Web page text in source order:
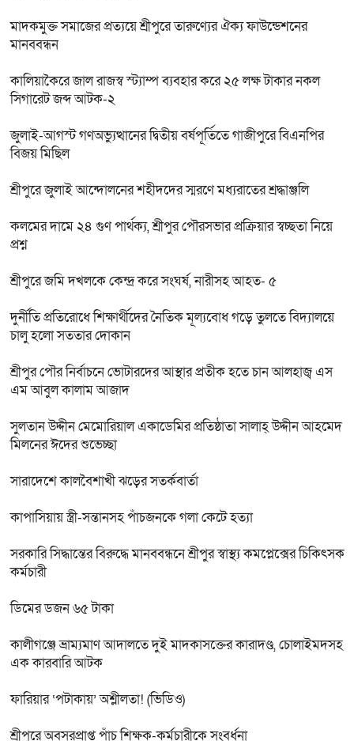
মাদকমুক্ত সমাজের প্রত্যয়ে শ্রীপুরে তারুণ্যের ঐক্য ফাউন্ডেশনের
মানববন্ধন
কালিয়াকৈরে জাল রাজস্ব স্ট্যাম্প ব্যবহার করে ২৫ লক্ষ টাকার নকল
সিগারেট জব্দ আটক-২
জুলাই-আগস্ট গণঅভ্যুত্থানের দ্বিতীয় বর্ষপূর্তিতে গাজীপুরে বিএনপির
বিজয় মিছিল
শ্রীপুরে জুলাই আন্দোলনের শহীদদের স্মরণে মধ্যরাতের শ্রদ্ধাঞ্জলি
কলমের দামে ২৪ গুণ পার্থক্য, শ্রীপুর পৌরসভার প্রক্রিয়ার স্বচ্ছতা নিয়ে
প্রশ্ন
শ্রীপুরে জমি দখলকে কেন্দ্র করে সংঘর্ষ, নারীসহ আহত- ৫
দুর্নীতি প্রতিরোধে শিক্ষার্থীদের নৈতিক মূল্যবোধ গড়ে তুলতে বিদ্যালয়ে
চালু হলো সততার দোকান
শ্রীপুর পৌর নির্বাচনে ভোটারদের আস্থার প্রতীক হতে চান আলহাজ্ব এস
এম আবুল কালাম আজাদ
সুলতান উদ্দীন মেমোরিয়াল একাডেমির প্রতিষ্ঠাতা সালাহ্ উদ্দীন আহমেদ
মিলনের ঈদের শুভেচ্ছা
সারাদেশে কালবৈশাখী ঝড়ের সতর্কবার্তা
কাপাসিয়ায় স্ত্রী-সন্তানসহ পাঁচজনকে গলা কেটে হত্যা
সরকারি সিদ্ধান্তের বিরুদ্ধে মানববন্ধনে শ্রীপুর স্বাস্থ্য কমপ্লেক্সের চিকিৎসক
কর্মচারী
ডিমের ডজন ৬৫ টাকা
কালীগঞ্জে ভ্রাম্যমাণ আদালতে দুই মাদকাসক্তের কারাদণ্ড, চোলাইমদসহ
এক কারবারি আটক
ফারিয়ার ‘পটাকায়’ অশ্লীলতা! (ভিডিও)
শ্রীপুরে অবসরপ্রাপ্ত পাঁচ শিক্ষক-কর্মচারীকে সংবর্ধনা